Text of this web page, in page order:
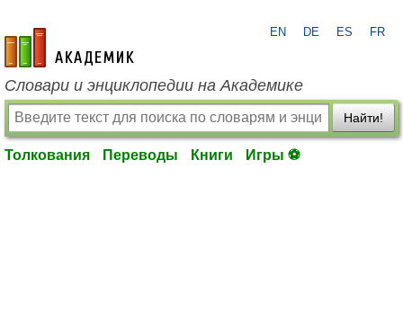
academic.ru
EN DE ES FR
Словари и энциклопедии на Академике
Найти!
Толкования Переводы Книги Игры ⚽